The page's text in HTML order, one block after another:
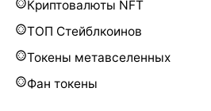
Криптовалюты NFT
ТОП Стейблкоинов
Токены метавселенных
Фан токены